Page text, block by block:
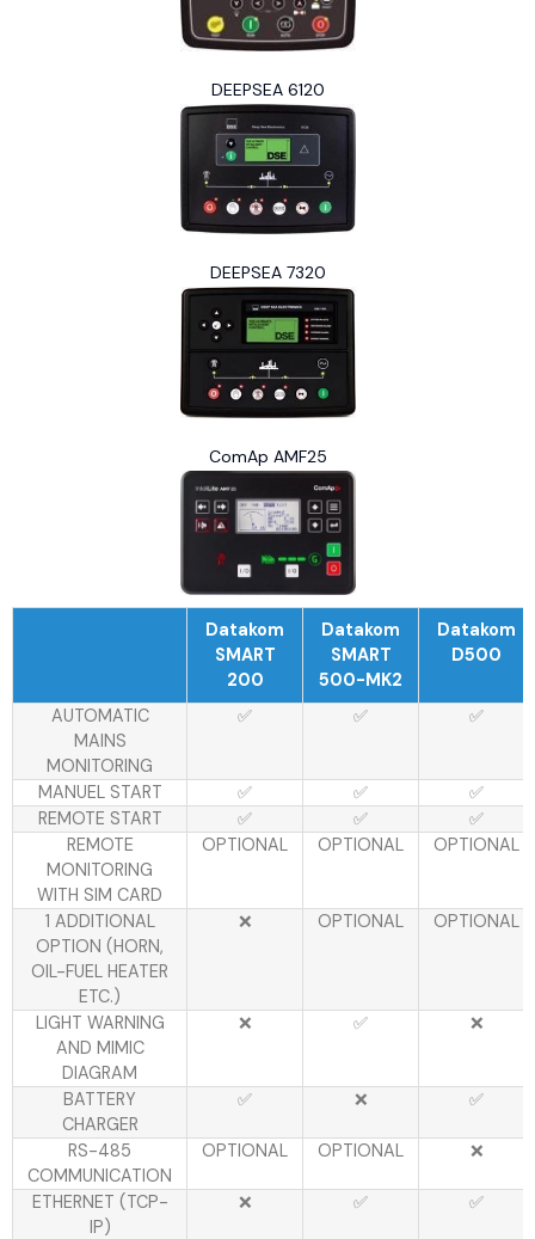
DEEPSEA 6120
DEEPSEA 7320
ComAp AMF25
Datakom
SMART
200
Datakom
SMART
500-MK2
Datakom
D500
AUTOMATIC
MAINS
MONITORING
✅ ✅ ✅
MANUEL START ✅ ✅
✅
REMOTE START
✅ ✅
✅
REMOTE
MONITORING
WITH SIM CARD
OPTIONAL OPTIONAL OPTIONAL
1 ADDITIONAL
OPTION (HORN,
OIL-FUEL HEATER
ETC.)
❌ OPTIONAL OPTIONAL
LIGHT WARNING
AND MIMIC
DIAGRAM
❌ ✅ ❌
BATTERY
CHARGER
✅ ❌ ✅
RS-485
COMMUNICATION
OPTIONAL OPTIONAL ❌
ETHERNET (TCP-
IP)
❌ ✅ ✅